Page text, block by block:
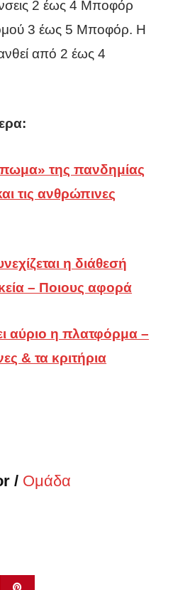
2 έως 4 Μποφόρ
3 έως 5 Μποφόρ. Η
από 2 έως 4
της πανδημίας
τις ανθρώπινες
η διάθεσή
– Ποιους αφορά
αύριο η πλατφόρμα –
& τα κριτήρια
/ Ομάδα